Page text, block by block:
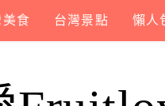
美食 台灣景點 懶人